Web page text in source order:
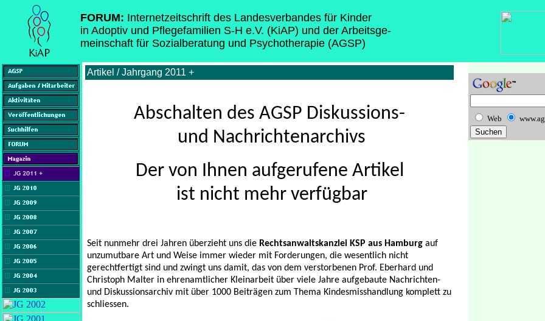
FORUM: Internetzeitschrift des Landesverbandes für Kinder
in Adoptiv und Pflegefamilien S-H e.V. (KiAP) und der Arbeitsge-
meinschaft für Sozialberatung und Psychotherapie (AGSP)
Artikel / Jahrgang 2011 +
Abschalten des AGSP Diskussions-
und Nachrichtenarchivs
Der von Ihnen aufgerufene Artikel
ist nicht mehr verfügbar
Seit nunmehr drei Jahren überzieht uns die Rechtsanwaltskanzlei KSP aus Hamburg auf
unzumutbare Art und Weise immer wieder mit Forderungen, die wesentlich nicht
gerechtfertigt sind und zwingt uns damit, das von dem verstorbenen Prof. Eberhard und
Christoph Malter in ehrenamtlicher Kleinarbeit über viele Jahre aufgebaute Nachrichten-
und Diskussionsarchiv mit über 1000 Beiträgen zum Thema Kindesmisshandlung komplett zu
schliessen.
Web